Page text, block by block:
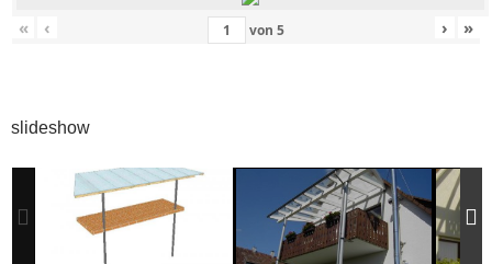
« ‹ von 5 › »
slideshow